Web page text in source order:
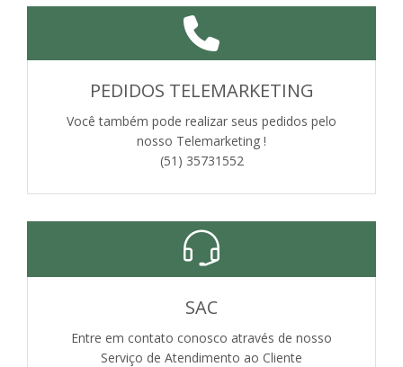
PEDIDOS TELEMARKETING
Você também pode realizar seus pedidos pelo
nosso Telemarketing !
(51) 35731552
SAC
Entre em contato conosco através de nosso
Serviço de Atendimento ao Cliente